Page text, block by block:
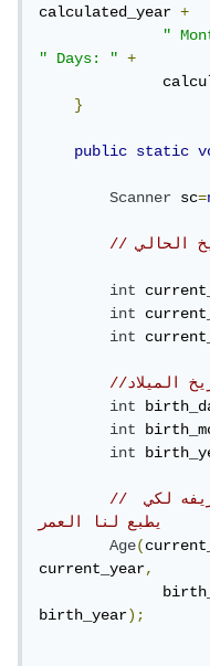
calculated_year +
"
" Days: "
+
}
public static
Scanner sc=
الحالي
int
int
int
الميلاد
int
int
int
// استدعاء التابع الذي قمنا بتعريفه لكي
يطبع لنا العمر
Age(
current_year,
birth_year);